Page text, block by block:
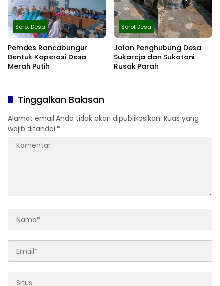
Sorot Desa
Pemdes Rancabungur
Bentuk Koperasi Desa
Merah Putih
Sorot Desa
Jalan Penghubung Desa
Sukaraja dan Sukatani
Rusak Parah
Tinggalkan Balasan
Alamat email Anda tidak akan dipublikasikan. Ruas yang
wajib ditandai *